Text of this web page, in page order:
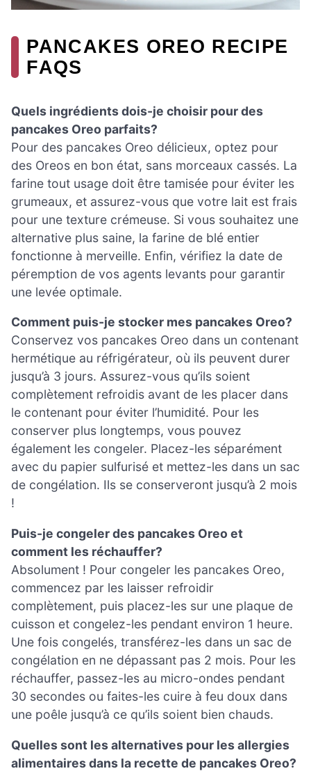
PANCAKES OREO RECIPE
FAQS
Quels ingrédients dois-je choisir pour des
pancakes Oreo parfaits?
Pour des pancakes Oreo délicieux, optez pour
des Oreos en bon état, sans morceaux cassés. La
farine tout usage doit être tamisée pour éviter les
grumeaux, et assurez-vous que votre lait est frais
pour une texture crémeuse. Si vous souhaitez une
alternative plus saine, la farine de blé entier
fonctionne à merveille. Enfin, vérifiez la date de
péremption de vos agents levants pour garantir
une levée optimale.
Comment puis-je stocker mes pancakes Oreo?
Conservez vos pancakes Oreo dans un contenant
hermétique au réfrigérateur, où ils peuvent durer
jusqu’à 3 jours. Assurez-vous qu’ils soient
complètement refroidis avant de les placer dans
le contenant pour éviter l’humidité. Pour les
conserver plus longtemps, vous pouvez
également les congeler. Placez-les séparément
avec du papier sulfurisé et mettez-les dans un sac
de congélation. Ils se conserveront jusqu’à 2 mois
!
Puis-je congeler des pancakes Oreo et
comment les réchauffer?
Absolument ! Pour congeler les pancakes Oreo,
commencez par les laisser refroidir
complètement, puis placez-les sur une plaque de
cuisson et congelez-les pendant environ 1 heure.
Une fois congelés, transférez-les dans un sac de
congélation en ne dépassant pas 2 mois. Pour les
réchauffer, passez-les au micro-ondes pendant
30 secondes ou faites-les cuire à feu doux dans
une poêle jusqu’à ce qu’ils soient bien chauds.
Quelles sont les alternatives pour les allergies
alimentaires dans la recette de pancakes Oreo?